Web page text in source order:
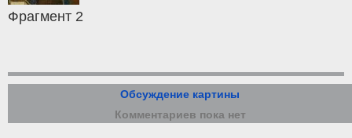
Фрагмент 2
Обсуждение картины
Комментариев пока нет